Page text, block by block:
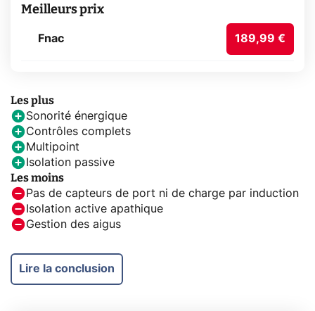
Meilleurs prix
Fnac 189,99 €
Les plus
Sonorité énergique
Contrôles complets
Multipoint
Isolation passive
Les moins
Pas de capteurs de port ni de charge par induction
Isolation active apathique
Gestion des aigus
Lire la conclusion